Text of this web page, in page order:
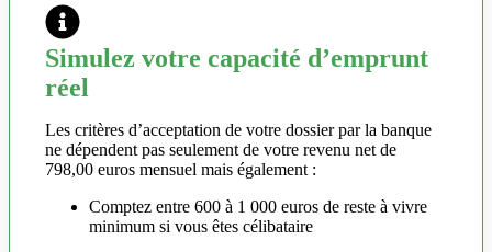
Simulez votre capacité d’emprunt
réel
Les critères d’acceptation de votre dossier par la banque
ne dépendent pas seulement de votre revenu net de
798,00 euros mensuel mais également :
Comptez entre 600 à 1 000 euros de reste à vivre
minimum si vous êtes célibataire